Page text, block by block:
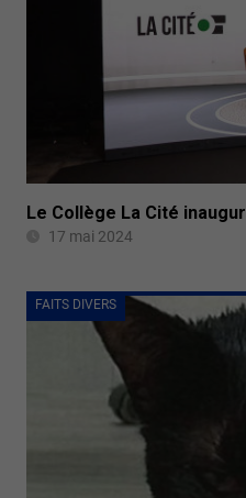
Le Collège La Cité
17 mai 2024
FAITS DIVERS